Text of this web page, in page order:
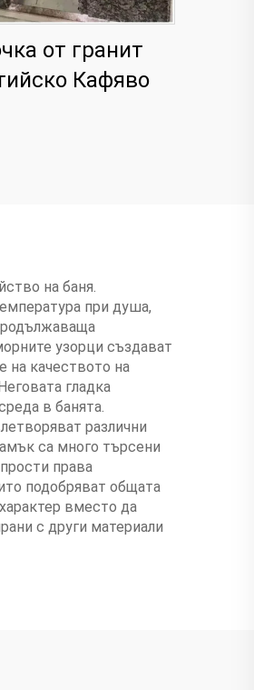
от гранит
Кафяво
на баня.
при душа,
узорци създават
на качеството на
гладка
в банята.
различни
са много търсени
права
подобряват общата
вместо да
с други материали